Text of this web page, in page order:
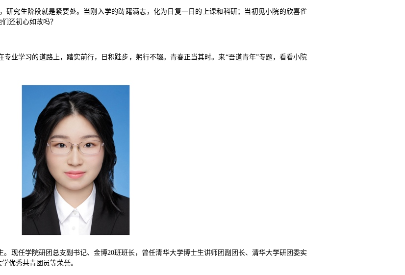
研究生阶段就是紧要处。当刚入学的踌躇满志，化为日复一日的上课和科研；当初见小院的欣喜雀
还初心如故吗？
业学习的道路上，踏实前行，日积跬步，躬行不辍。青春正当其时。来“吾道青年”专题，看看小院
。现任学院研团总支副书记、金博20班班长，曾任清华大学博士生讲师团副团长、清华大学研团委实
优秀共青团员等荣誉。